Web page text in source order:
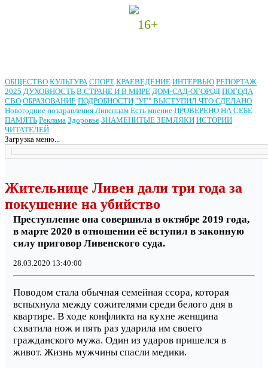
16+
ОБЩЕСТВО КУЛЬТУРА СПОРТ КРАЕВЕДЕНИЕ ИНТЕРВЬЮ РЕПОРТАЖ
2025 ДУХОВНОСТЬ В СТРАНЕ И В МИРЕ ДОМ-САД-ОГОРОД ПОГОДА
СВО ОБРАЗОВАНИЕ ПОДРОБНОСТИ "УГ" ВЫСТУПИЛ.ЧТО СДЕЛАНО
Новогодние поздравления Ливенцам Есть мнение ПРОВЕРЕНО НА СЕБЕ
ПАМЯТЬ Реклама Здоровье ЗНАМЕНИТЫЕ ЗЕМЛЯКИ ИСТОРИИ
ЧИТАТЕЛЕЙ
Загрузка меню...
Жительнице Ливен дали три года за
покушение на убийство
Преступление она совершила в октябре 2019 года,
в марте 2020 в отношении её вступил в законную
силу приговор Ливенского суда.
28.03.2020 13:40:00
Поводом стала обычная семейная ссора, которая
вспыхнула между сожителями среди белого дня в
квартире. В ходе конфликта на кухне женщина
схватила нож и пять раз ударила им своего
гражданского мужа. Один из ударов пришелся в
живот. Жизнь мужчины спасли медики.